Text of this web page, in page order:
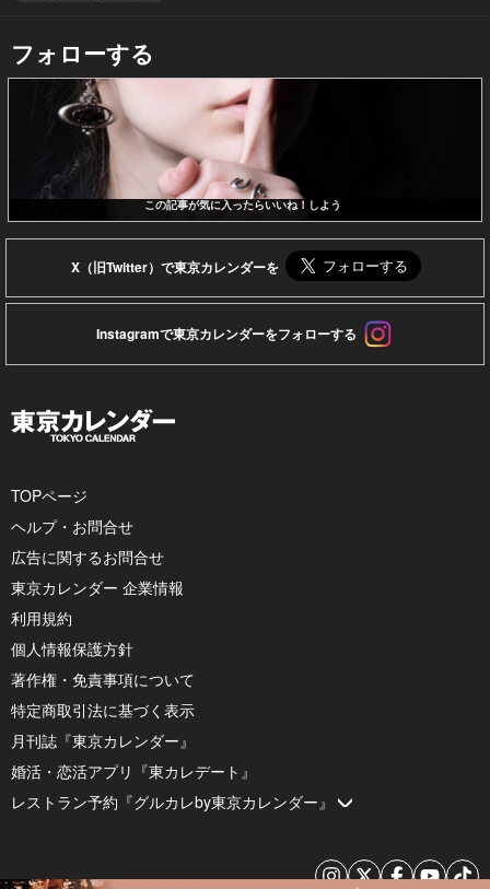
フォローする
この記事が気に入ったらいいね！しよう
X（旧Twitter）で東京カレンダーを
Instagramで東京カレンダーをフォローする
TOPページ
ヘルプ・お問合せ
広告に関するお問合せ
東京カレンダー 企業情報
利用規約
個人情報保護方針
著作権・免責事項について
特定商取引法に基づく表示
月刊誌『東京カレンダー』
婚活・恋活アプリ『東カレデート』
レストラン予約『グルカレby東京カレンダー』